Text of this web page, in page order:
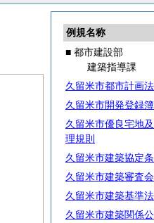
例規名称
■ 都市建設部
建築指導課
久留米市都市計画
久留米市開発登録
久留米市優良宅地
理規則
久留米市建築協定
久留米市建築審査
久留米市建築基準
久留米市建築関係